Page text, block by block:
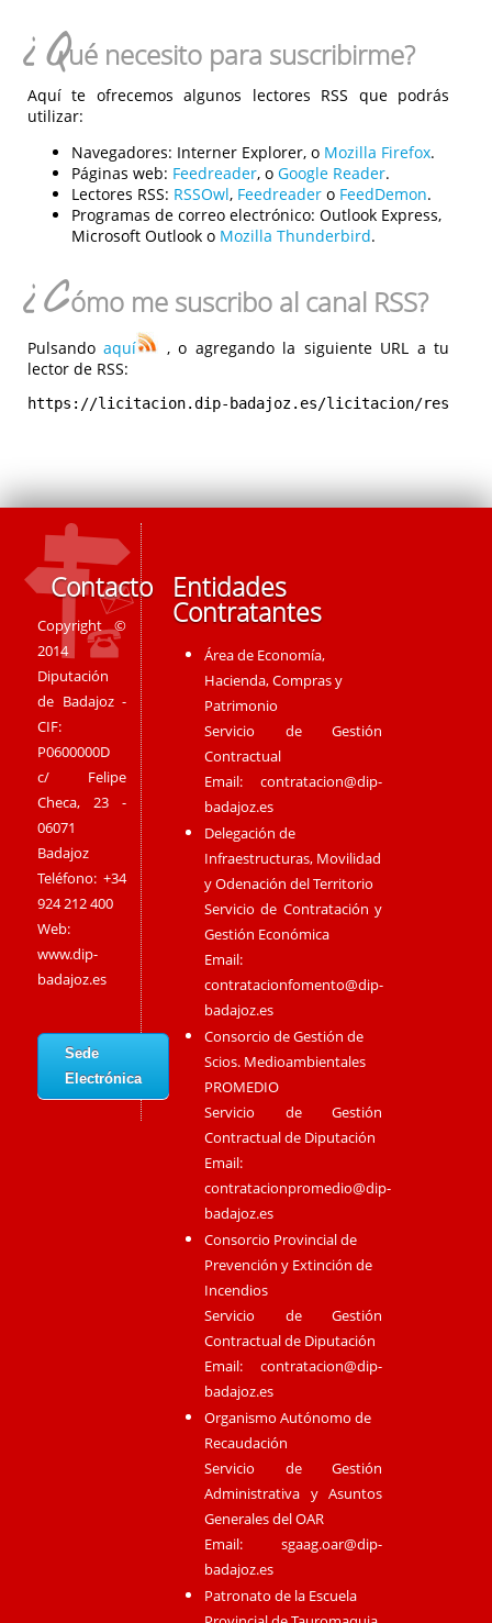
¿Qué necesito para suscribirme?
Aquí te ofrecemos algunos lectores RSS que podrás
utilizar:
Navegadores: Interner Explorer, o Mozilla Firefox.
Páginas web: Feedreader, o Google Reader.
Lectores RSS: RSSOwl, Feedreader o FeedDemon.
Programas de correo electrónico: Outlook Express,
Microsoft Outlook o Mozilla Thunderbird.
¿Cómo me suscribo al canal RSS?
Pulsandoaquí
, o agregando la siguiente URL a tu
lector de RSS:
https://licitacion.dip-badajoz.es/licitacion/rest/rss/
Contacto
Copyright ©
2014
Diputación
de Badajoz -
CIF:
P0600000D
c/ Felipe
Checa, 23 -
06071
Badajoz
Teléfono: +34
924 212 400
Web:
www.dip-
badajoz.es
Sede
Electrónica
Entidades
Contratantes
Área de Economía,
Hacienda, Compras y
Patrimonio
Servicio de Gestión
Contractual
Email:contratacion@dip-
badajoz.es
Delegación de
Infraestructuras, Movilidad
y Odenación del Territorio
Servicio de Contratación y
Gestión Económica
Email:
contratacionfomento@dip-
badajoz.es
Consorcio de Gestión de
Scios. Medioambientales
PROMEDIO
Servicio de Gestión
Contractual de Diputación
Email:
contratacionpromedio@dip-
badajoz.es
Consorcio Provincial de
Prevención y Extinción de
Incendios
Servicio de Gestión
Contractual de Diputación
Email:contratacion@dip-
badajoz.es
Organismo Autónomo de
Recaudación
Servicio de Gestión
Administrativa y Asuntos
Generales del OAR
Email:sgaag.oar@dip-
badajoz.es
Patronato de la Escuela